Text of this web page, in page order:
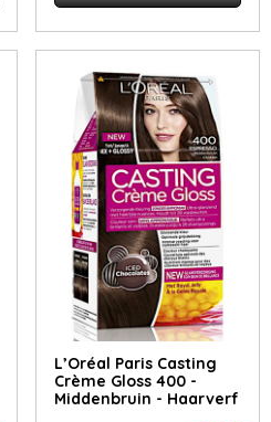
L’Oréal Paris Casting
Crème Gloss 400 -
Middenbruin - Haarverf